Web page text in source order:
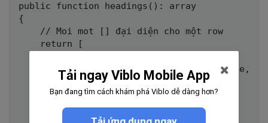
public function headings(): array
{
    // Moi mot [] đại diện cho một row
    return [
            'Ngay xuat file' . $this->date,
        ],
         [
            null,
Tải ngay Viblo Mobile App
Bạn đang tìm cách khám phá Viblo dễ dàng hơn?